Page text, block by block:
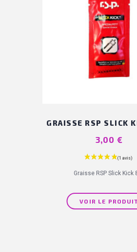
GRAISSE RSP SLICK
Prix
3,00 €
Graisse RSP Slick Kick
VOIR LE